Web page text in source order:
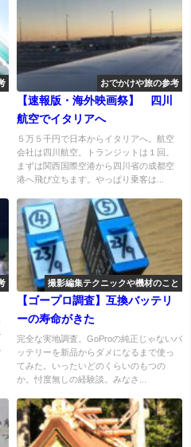
おでかけや旅の参考
【速報版・海外映画祭】 四川
航空でイタリアへ
５万５千円で日本からイタリアへ。航空
会社は四川航空。トランジットは１回。
まずは関西国際空港から四川省の成都空
港へ飛び立ちます。やっぱり乗客は...
撮影編集テクニックや機材のこと
【ゴープロ調査】互換バッテリ
ーの寿命がきた
完全な実地調査。GoProの純正じゃないバ
ッテリーを新品からダメになるまで使っ
てみた。いったいどのくらいのもつの
か。忖度無しの経験談。みなさ...